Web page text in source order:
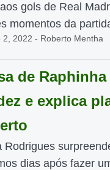
gols de Real
momentos da
2, 2022 - Roberto Mentha
de Raphinha
e explica
Rodrigues
dias após fazer